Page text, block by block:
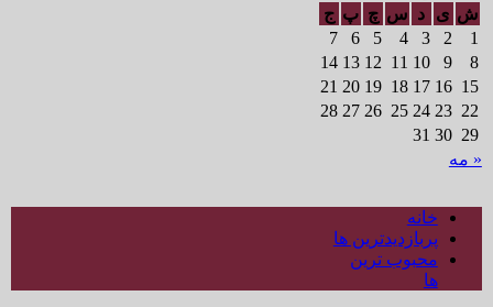
ش ی د س چ پ ج
1
2
3
4
5
6
7
8
9
10
11
12
13
14
15
16
17
18
19
20
21
22
23
24
25
26
27
28
29
30
31
« مه
خانه
پربازدیدترین ها
محبوب ترین
ها